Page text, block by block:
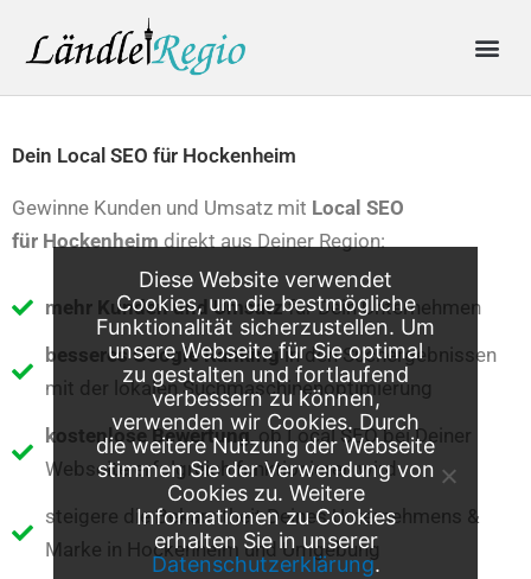
Dein Local SEO für Hockenheim
Gewinne Kunden und Umsatz mit Local SEO
für Hockenheim direkt aus Deiner Region:
mehr Kunden und Umsatzfür Dein Unternehmen
besseres Google Rankingin den Suchergebnissen
mit der lokalen Suchmaschinenoptimierung
kostenlose Bewertung, ob Local SEO bei Deiner
Webseite erfolgreich funktionieren wird
steigere die Bekanntheit Deines Unternehmens &
Marke in Hockenheim und Umgebung
Diese Website verwendet
Cookies, um die bestmögliche
Funktionalität sicherzustellen. Um
unsere Webseite für Sie optimal
zu gestalten und fortlaufend
verbessern zu können,
verwenden wir Cookies. Durch
die weitere Nutzung der Webseite
stimmen Sie der Verwendung von
Cookies zu. Weitere
Informationen zu Cookies
erhalten Sie in unserer
Datenschutzerklärung.